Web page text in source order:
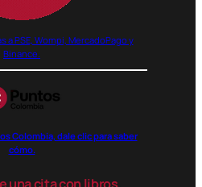
a PSE, Wompi, MercadoPago y
Binance.
Colombia, dale clic para saber
cómo.